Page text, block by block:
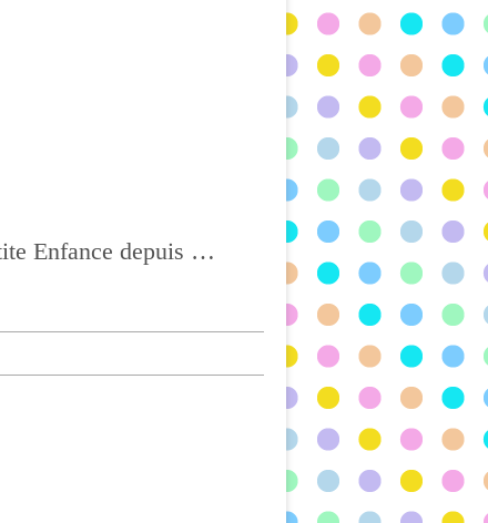
Ass Mat à CHATEL-GUYON, Agréée depuis 2004 et titulaire du CAP Petite Enfance depuis 2017, BONNE VISITE !!!